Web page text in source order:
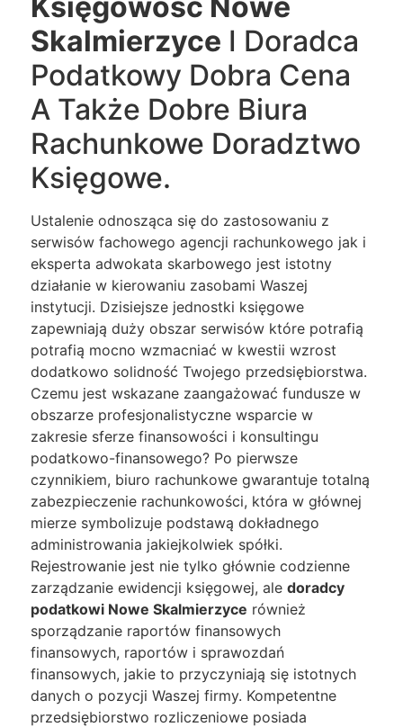
Skalmierzyce I Doradca
Podatkowy Dobra Cena
A Także Dobre Biura
Rachunkowe Doradztwo
Księgowe.
Ustalenie odnosząca się do zastosowaniu z
serwisów fachowego agencji rachunkowego jak i
eksperta adwokata skarbowego jest istotny
działanie w kierowaniu zasobami Waszej
instytucji. Dzisiejsze jednostki księgowe
zapewniają duży obszar serwisów które potrafią
potrafią mocno wzmacniać w kwestii wzrost
dodatkowo solidność Twojego przedsiębiorstwa.
Czemu jest wskazane zaangażować fundusze w
obszarze profesjonalistyczne wsparcie w
zakresie sferze finansowości i konsultingu
podatkowo-finansowego? Po pierwsze
czynnikiem, biuro rachunkowe gwarantuje totalną
zabezpieczenie rachunkowości, która w głównej
mierze symbolizuje podstawą dokładnego
administrowania jakiejkolwiek spółki.
Rejestrowanie jest nie tylko głównie codzienne
zarządzanie ewidencji księgowej, ale doradcy
podatkowi Nowe Skalmierzyce również
sporządzanie raportów finansowych
finansowych, raportów i sprawozdań
finansowych, jakie to przyczyniają się istotnych
danych o pozycji Waszej firmy. Kompetentne
przedsiębiorstwo rozliczeniowe posiada